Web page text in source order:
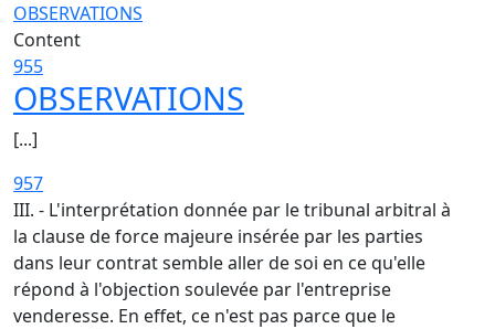
OBSERVATIONS
Content
955
OBSERVATIONS
[...]
957
III. - L'interprétation donnée par le tribunal arbitral à
la clause de force majeure insérée par les parties
dans leur contrat semble aller de soi en ce qu'elle
répond à l'objection soulevée par l'entreprise
venderesse. En effet, ce n'est pas parce que le